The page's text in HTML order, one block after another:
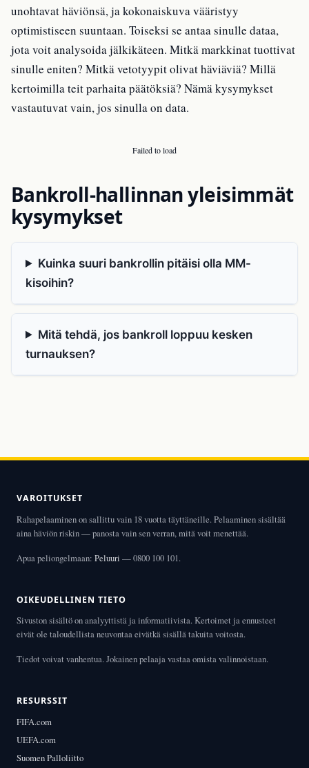
unohtavat häviönsä, ja kokonaiskuva vääristyy
optimistiseen suuntaan. Toiseksi se antaa sinulle dataa,
jota voit analysoida jälkikäteen. Mitkä markkinat tuottivat
sinulle eniten? Mitkä vetotyypit olivat häviäviä? Millä
kertoimilla teit parhaita päätöksiä? Nämä kysymykset
vastautuvat vain, jos sinulla on data.
Failed to load
Bankroll-hallinnan yleisimmät
kysymykset
Kuinka suuri bankrollin pitäisi olla MM-
kisoihin?
Mitä tehdä, jos bankroll loppuu kesken
turnauksen?
VAROITUKSET
Rahapelaaminen on sallittu vain 18 vuotta täyttäneille. Pelaaminen sisältää
aina häviön riskin — panosta vain sen verran, mitä voit menettää.
Apua peliongelmaan: Peluuri — 0800 100 101.
OIKEUDELLINEN TIETO
Sivuston sisältö on analyyttistä ja informatiivista. Kertoimet ja ennusteet
eivät ole taloudellista neuvontaa eivätkä sisällä takuita voitosta.
Tiedot voivat vanhentua. Jokainen pelaaja vastaa omista valinnoistaan.
RESURSSIT
FIFA.com
UEFA.com
Suomen Palloliitto